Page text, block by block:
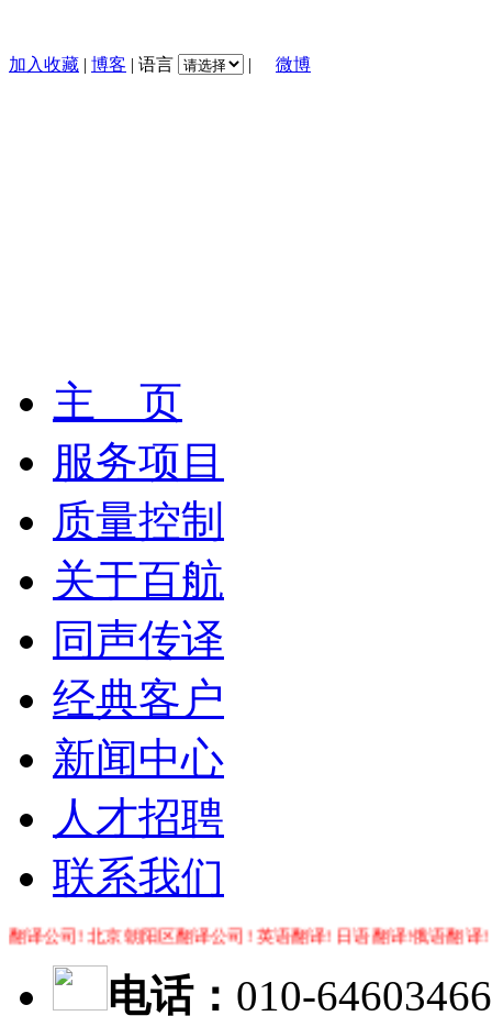
加入收藏 | 博客 | 语言 | 微博
主 页
服务项目
质量控制
关于百航
同声传译
经典客户
新闻中心
人才招聘
联系我们
公司! 北京朝阳区翻译公司! 英语翻译! 日语翻译!俄语翻译!
电话： 010-64603466